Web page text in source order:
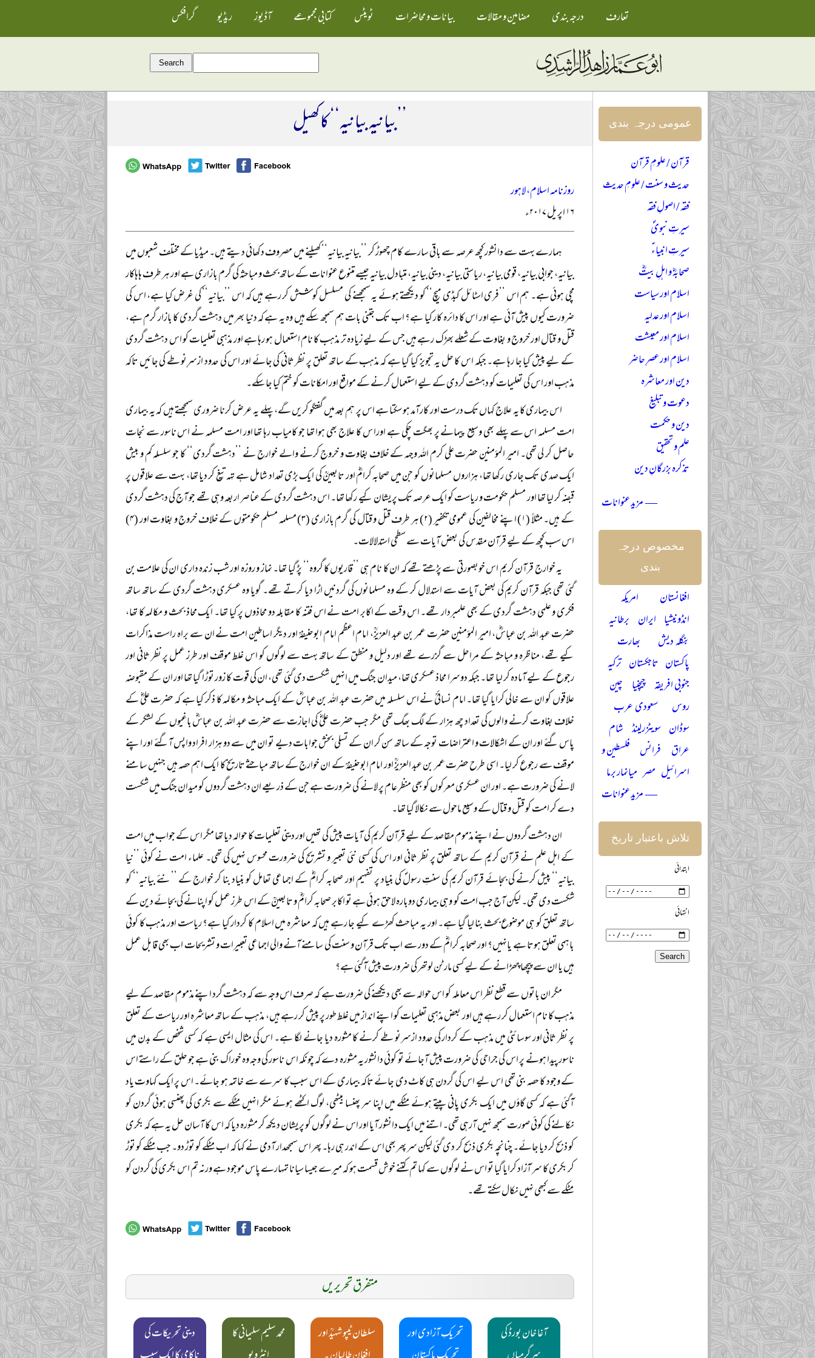
تعارف درجہ بندی مضامین و مقالات بیانات و محاضرات ٹویٹس کتابی مجموعے آڈیوز ریڈیو گرافکس
’’بیانیہ بیانیہ‘‘ کا کھیل
روزنامہ اسلام، لاہور
۱۶ اپریل ۲۰۱۷ء
ہمارے بہت سے دانشور کچھ عرصہ سے باقی سارے کام چھوڑ کر ’’بیانیہ بیانیہ‘‘ کھیلنے میں مصروف دکھائی دیتے ہیں۔ میڈیا کے مختلف شعبوں میں
بیانیہ، جوابی بیانیہ، قومی بیانیہ، ریاستی بیانیہ، دینی بیانیہ، متبادل بیانیہ جیسے متنوع عنوانات کے ساتھ بحث و مباحثہ کی گرم بازاری ہے اور ہر طرف ہاہاکار
مچی ہوئی ہے۔ ہم اس ’’فری اسٹائل کبڈی میچ‘‘ کو دیکھتے ہوئے یہ سمجھنے کی مسلسل کوشش کر رہے ہیں کہ اس ’’بیانیہ‘‘ کی غرض کیا ہے، اس کی
ضرورت کیوں پیش آئی ہے اور اس کا دائرہ کار کیا ہے؟ اب تک جتنی بات ہم سمجھ سکے ہیں وہ یہ ہے کہ دنیا بھر میں دہشت گردی کا بازار گرم ہے،
قتل و قتال اور خروج و بغاوت کے شعلے بھڑک رہے ہیں جس کے لیے زیادہ تر مذہب کا نام استعمال ہو رہا ہے اور مذہبی تعلیمات کو اس دہشت گردی
کے لیے پیش کیا جا رہا ہے۔ جبکہ اس کا حل یہ تجویز کیا گیا ہے کہ مذہب کے ساتھ تعلق پر نظر ثانی کی جائے اور اس کی حدود ازسرِنو طے کی جائیں تاکہ
مذہب اور اس کی تعلیمات کو دہشت گردی کے لیے استعمال کرنے کے مواقع اور امکانات کو ختم کیا جا سکے۔
اس بیماری کا یہ علاج کہاں تک درست اور کارآمد ہو سکتا ہے اس پر ہم بعد میں گفتگو کریں گے، پہلے یہ عرض کرنا ضروری سمجھتے ہیں کہ یہ بیماری
امت مسلمہ اس سے پہلے بھی وسیع پیمانے پر بھگت چکی ہے اورا س کا علاج بھی ہوا تھا جو کامیاب رہا تھا اور امت مسلمہ نے اس ناسور سے نجات
حاصل کر لی تھی۔ امیر المؤمنین حضرت علی کرم اللہ وجہہ کے خلاف بغاوت و خروج کرنے والے خوارج نے ’’دہشت گردی‘‘ کا جو سلسلہ کم و بیش
ایک صدی تک جاری رکھا تھا، ہزاروں مسلمانوں کو جن میں صحابہ کرامؓ اور تابعینؒ کی ایک بڑی تعداد شامل ہے تہہ تیغ کر دیا تھا، بہت سے علاقوں پر
قبضہ کر لیا تھا اور مسلم حکومت و ریاست کو ایک عرصہ تک پریشان کیے رکھا تھا۔ اس دہشت گردی کے عناصر اربعہ وہی تھے جو آج کی دہشت گردی
کے ہیں۔ مثلاً (۱) اپنے مخالفین کی عمومی تکفیر (۲) ہر طرف قتل و قتال کی گرم بازاری (۳) مسلمہ مسلم حکومتوں کے خلاف خروج و بغاوت اور (۴)
اس سب کچھ کے لیے قرآن مقدس کی بعض آیات سے سطحی استدلالات۔
یہ خوارج قرآن کریم اس خوبصورتی سے پڑھتے تھے کہ ان کا نام ہی ’’قاریوں کا گروہ‘‘ پڑ گیا تھا۔ نماز و روزہ اور شب زندہ داری ان کی علامت بن
گئی تھی جبکہ قرآن کریم کی بعض آیات سے استدلال کر کے وہ مسلمانوں کی گردنیں اڑا دیا کرتے تھے۔ گویا وہ عسکری دہشت گردی کے ساتھ ساتھ
فکری و علمی دہشت گردی کے بھی علمبردار تھے۔ اس وقت کے اکابر امت نے اس فتنہ کا مقابلہ دو محاذوں پر کیا تھا۔ ایک محاذ بحث و مکالمہ کا تھا،
حضرت عبد اللہ بن عباسؓ، امیر المؤمنین حضرت عمر بن عبد العزیزؒ، امام اعظم امام ابوحنیفہؒ اور دیگر اساطین امت نے ان سے براہ راست مذاکرات
کیے تھے، مناظرہ و مباحثہ کے مراحل سے گزرے تھے اور دلیل و منطق کے ساتھ بہت سے لوگوں کو اس غلط موقف اور طرز عمل پر نظر ثانی اور
رجوع کے لیے آمادہ کر لیا تھا۔ جبکہ دوسرا محاذ عسکری تھا، میدان جنگ میں انہیں شکست دی گئی تھی، ان کی قوت کا زور توڑا گیا تھا اور ان کے مقبوضہ
علاقوں کو ان سے خالی کرایا گیا تھا۔ امام نسائیؒ نے اس سلسلہ میں حضرت عبد اللہ بن عباسؓ کے ایک مباحثہ و مکالمہ کا ذکر کیا ہے کہ حضرت علیؓ کے
خلاف بغاوت کرنے والوں کی تعداد چھ ہزار کے لگ بھگ تھی مگر جب حضرت علیؓ کی اجازت سے حضرت عبد اللہ بن عباسؓ باغیوں کے لشکر کے
پاس گئے اور ان کے اشکالات و اعتراضات توجہ کے ساتھ سن کر ان کے تسلی بخش جوابات دیے تو ان میں سے دو ہزار افراد واپس آگئے اور اپنے
موقف سے رجوع کر لیا۔ اسی طرح حضرت عمر بن عبد العزیزؒ اور امام ابوحنیفہؒ کے ان خوارج کے ساتھ مباحثے تاریخ کا ایک اہم حصہ ہیں جنہیں سامنے
لانے کی ضرورت ہے۔ اور ان عسکری معرکوں کو بھی منظر عام پر لانے کی ضرورت ہے جن کے ذریعے ان دہشت گردوں کو میدان جنگ میں شکست
دے کر امت کو قتل و قتال کے وسیع ماحول سے نکالا گیا تھا۔
ان دہشت گردوں نے اپنے مذموم مقاصد کے لیے قرآن کریم کی آیات پیش کی تھیں اور دینی تعلیمات کا حوالہ دیا تھا مگر اس کے جواب میں امت
کے اہل علم نے قرآن کریم کے ساتھ تعلق پر نظر ثانی اور اس کی کسی نئی تعبیر و تشریح کی ضرورت محسوس نہیں کی تھی۔ علماء امت نے کوئی ’’نیا
بیانیہ‘‘ پیش کرنے کی بجائے قرآن کریم کی سنتِ رسولؐ کی بنیاد پر تفہیم اور صحابہ کرامؓ کے اجماعی تعامل کو بنیاد بنا کر خوارج کے ’’نئے بیانیہ‘‘ کو
شکست دی تھی۔ لیکن آج جب امت کو وہی بیماری دوبارہ لاحق ہوئی ہے تو اکابر صحابہ کرامؓ و تابعینؒ کے اس طرز عمل کو اپنانے کی بجائے دین کے
ساتھ تعلق کو ہی موضوع بحث بنا لیا گیا ہے۔ اور یہ مباحث کھڑے کیے جا رہے ہیں کہ معاشرہ میں اسلام کا کردار کیا ہے؟ ریاست اور مذہب کا کوئی
باہمی تعلق ہوتا ہے یانہیں؟ اور صحابہ کرامؓ کے دور سے اب تک قرآن و سنت کی سامنے آنے والی اجماعی تعبیرات و تشریحات اب بھی قابل عمل
ہیں یا ان سے پیچھا چھڑانے کے لیے کسی مارٹن لوتھر کی ضرورت پیش آگئی ہے؟
مگر ان باتوں سے قطع نظر اس معاملہ کو اس حوالہ سے بھی دیکھنے کی ضرورت ہے کہ صرف اس وجہ سے کہ دہشت گرد اپنے مذموم مقاصد کے لیے
مذہب کا نام استعمال کر رہے ہیں اور بعض مذہبی تعلیمات کو اپنے انداز میں غلط طور پر پیش کر رہے ہیں، مذہب کے ساتھ معاشرہ اور ریاست کے تعلق
پر نظر ثانی اور سوسائٹی میں مذہب کے کردار کی حدود ازسرنو طے کرنے کا مشورہ دیا جانے لگا ہے۔ اس کی مثال ایسی ہے کہ کسی شخص کے بدن میں
ناسور پیدا ہونے پر اس کی جراحی کی ضرورت پیش آجائے تو کوئی دانشور یہ مشورہ دے کہ چونکہ اس ناسور کی وجہ وہ خوراک بنی ہے جو حلق کے راستے اس
کے وجود کا حصہ بنی تھی اس لیے اس کی گردن ہی کاٹ دی جائے تاکہ بیماری کے اس سبب کا سرے سے خاتمہ ہو جائے۔ اس پر ایک کہاوت یاد
آگئی ہے کہ کسی گاؤں میں ایک بکری پانی پیتے ہوئے مٹکے میں اپنا سر پھنسا بیٹھی، لوگ اکٹھے ہوئے مگر انہیں مٹکے سے بکری کی پھنسی ہوئی گردن کو
نکالنے کی کوئی صورت سمجھ نہیں آرہی تھی۔ اتنے میں ایک دانشور آیا اور اس نے لوگوں کو پریشان دیکھ کر مشورہ دیا کہ اس کا آسان حل یہ ہے کہ بکری
کو ذبح کر دیا جائے۔ چنانچہ بکری ذبح کر دی گئی لیکن سر پھر بھی اس کے اندر ہی رہا۔ پھر اس سمجھدار آدمی نے کہا کہ اب مٹکے کو توڑ دو۔ جب مٹکے کو توڑ
کر بکری کا سر آزاد کرایا گیا تو اس نے لوگوں سے کہا تم کتنے خوش قسمت ہو کہ میرے جیسا سیانا تمہارے پاس موجود ہے ورنہ تم اس بکری کی گردن کو
مٹکے سے کبھی نہیں نکال سکتے تھے۔
متفرق تحریریں
آغا خان بورڈ کی
تحریکِ آزادی اور
سلطان ٹیپو شہیدؒ اور
محمد سلیم سلیمانی کا
دینی تحریکات کی
عمومی درجہ بندی
قرآن / علومِ قرآن
حدیث و سنت / علومِ حدیث
فقہ / اصولِ فقہ
سیرتِ نبویؐ
سیرتِ انبیاءؑ
صحابہؓ و اہلِ بیتؓ
اسلام اور سیاست
اسلام اور عدلیہ
اسلام اور معیشت
اسلام اور عصرِ حاضر
دین اور معاشرہ
دعوت و تبلیغ
دین و حکمت
علم و تحقیق
تذکرہ بزرگانِ دین
— مزید عنوانات
مخصوص درجہ
بندی
افغانستان
امریکہ
انڈونیشیا ایران برطانیہ
بنگلہ دیش
بھارت
پاکستان تاجکستان ترکیہ
جنوبی افریقہ چیچنیا چین
روس
سعودی عرب
سوڈان سویٹزرلینڈ شام
عراق فرانس فلسطین و
اسرائیل مصر میانمار برما
— مزید عنوانات
تلاش باعتبار تاریخ
ابتدائی
انتہائی